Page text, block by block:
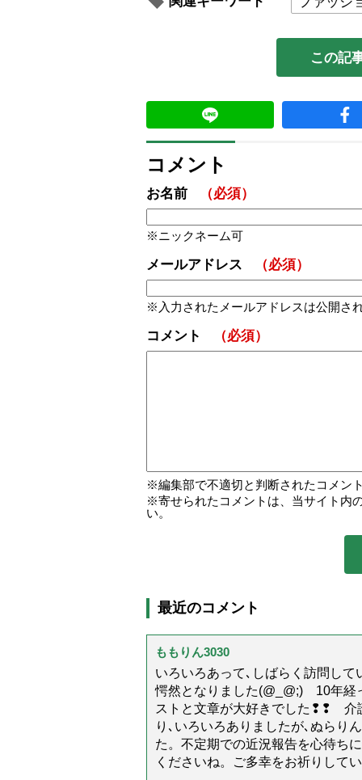
この記
コメント
お名前 （必須）
ニックネーム可
メールアドレス （必須）
入力されたメールアドレスは公開さ
コメント （必須）
編集部で不適切と判断されたコメン
寄せられたコメントは、当サイト内
い。
最近のコメント
ももりん3030
いろいろあって､しばらく訪問し
愕然となりました(@_@;) 10年経
ストと文章が大好きでした❢❢ 介
り､いろいろありましたが､ぬらり
た。不定期での近況報告を心待ち
くださいね。ご多幸をお祈りして